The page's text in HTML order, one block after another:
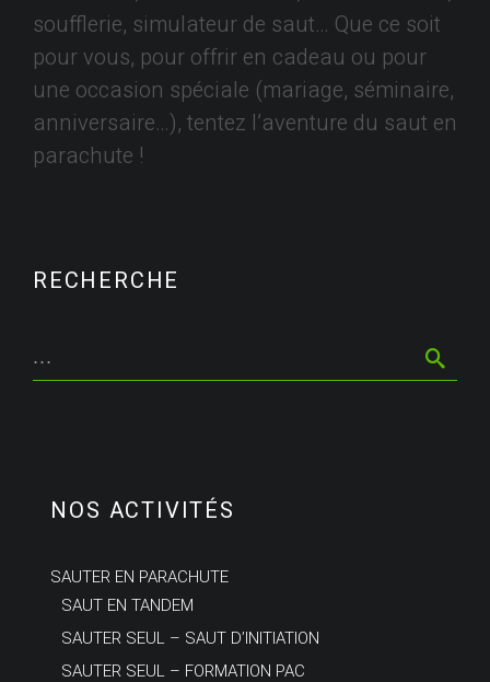
soufflerie, simulateur de saut… Que ce soit
pour vous, pour offrir en cadeau ou pour
une occasion spéciale (mariage, séminaire,
anniversaire…), tentez l’aventure du saut en
parachute !
RECHERCHE
NOS ACTIVITÉS
SAUTER EN PARACHUTE
SAUT EN TANDEM
SAUTER SEUL – SAUT D’INITIATION
SAUTER SEUL – FORMATION PAC